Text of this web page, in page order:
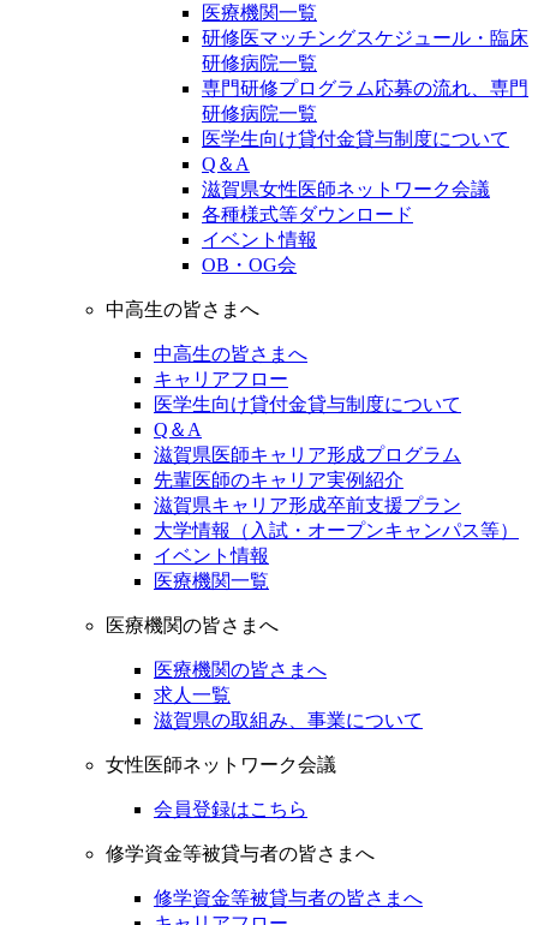
医療機関一覧
研修医マッチングスケジュール・臨床
研修病院一覧
専門研修プログラム応募の流れ、専門
研修病院一覧
医学生向け貸付金貸与制度について
Q＆A
滋賀県女性医師ネットワーク会議
各種様式等ダウンロード
イベント情報
OB・OG会
中高生の皆さまへ
中高生の皆さまへ
キャリアフロー
医学生向け貸付金貸与制度について
Q＆A
滋賀県医師キャリア形成プログラム
先輩医師のキャリア実例紹介
滋賀県キャリア形成卒前支援プラン
大学情報（入試・オープンキャンパス等）
イベント情報
医療機関一覧
医療機関の皆さまへ
医療機関の皆さまへ
求人一覧
滋賀県の取組み、事業について
女性医師ネットワーク会議
会員登録はこちら
修学資金等被貸与者の皆さまへ
修学資金等被貸与者の皆さまへ